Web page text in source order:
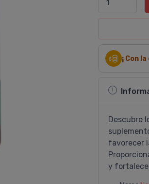
¡ Con
Descubre
favorecer
y fortalece